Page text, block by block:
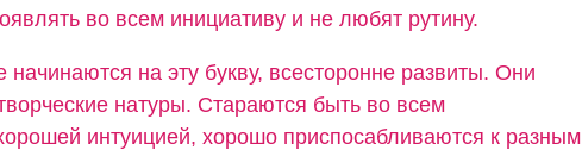
во всем инициативу и не любят рутину.
на эту букву, всесторонне развиты. Они
натуры. Стараются быть во всем
интуицией, хорошо приспосабливаются к разным